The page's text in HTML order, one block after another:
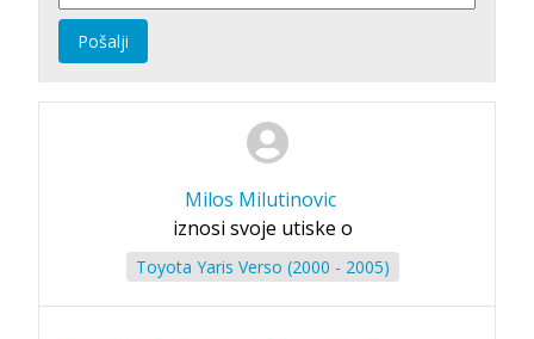
Pošalji
Milos Milutinovic
iznosi svoje utiske o
Toyota Yaris Verso (2000 - 2005)